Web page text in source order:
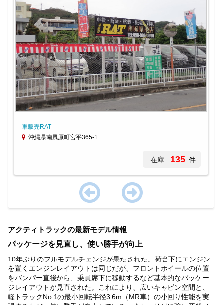
車販売RAT
沖縄県南風原町宮平365-1
在庫 135 件
of
アクティトラックの最新モデル情報
パッケージを見直し、使い勝手が向上
10年ぶりのフルモデルチェンジが果たされた。荷台下にエンジン
を置くエンジンレイアウトは同じだが、フロントホイールの位置
をバンパー直後から、乗員席下に移動するなど基本的なパッケー
ジレイアウトが見直された。これにより、広いキャビン空間と、
軽トラックNo.1の最小回転半径3.6m（MR車）の小回り性能を実